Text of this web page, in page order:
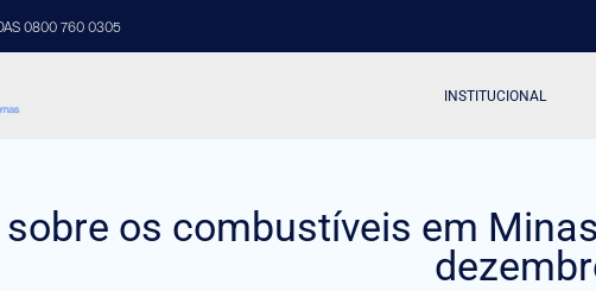
0800 760 0305
INSTITUCIONAL
sobre os combustíveis em